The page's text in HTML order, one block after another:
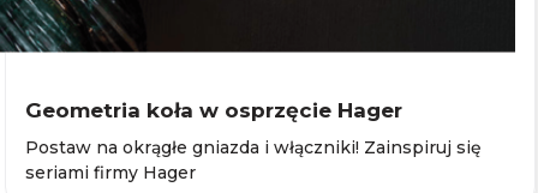
Geometria koła w osprzęcie Hager
Postaw na okrągłe gniazda i włączniki! Zainspiruj się
seriami firmy Hager